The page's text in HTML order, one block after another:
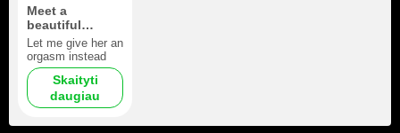
Meet a
beautiful
woman
Let me give her an
orgasm instead
Skaityti
daugiau